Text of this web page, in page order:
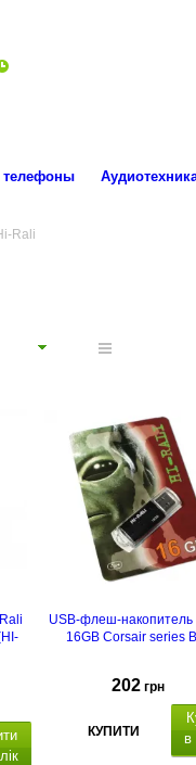
Rali
USB-флеш-накопитель
16GB Corsair series
202 грн
КУПИТИ
в